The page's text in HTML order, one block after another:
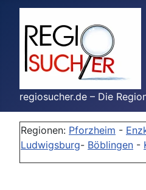
regiosucher.de – Die
Regionen: Pforzheim -
Ludwigsburg- Böblingen -